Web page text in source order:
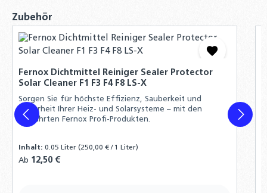
Solarflüssigkeit
54,90 €
Frostschutzgehaltes für Solar- und
14,90 €
Produktgalerie überspringen
Zubehör
Fernox Dichtmittel Reiniger Sealer Protector
Solar Cleaner F1 F3 F4 F8 LS-X
Sorgen Sie für höchste Effizienz, Sauberkeit und
Sicherheit Ihrer Heiz- und Solarsysteme – mit den
bewährten Fernox Profi-Produkten.
Inhalt:0.05 Liter(250,00 € / 1 Liter)
Regulärer Preis:
Ab 12,50 €